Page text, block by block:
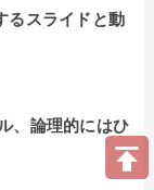
るスライドと動
、論理的にはひ